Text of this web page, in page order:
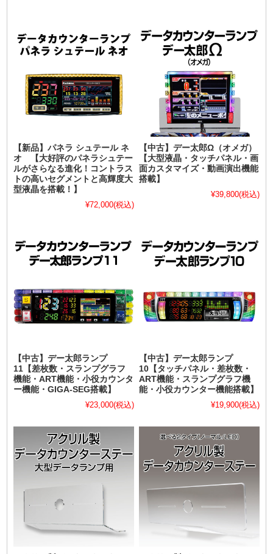
【新品】パネラ シュテール ネ
オ 【大好評のパネラシュテー
ルがさらなる進化！コントラス
トの高いセグメントと高輝度大
型液晶を搭載！】
¥72,000(税込)
【中古】デー太郎Ω（オメガ）
【大型液晶・タッチパネル・画
面カスタマイズ・動画演出機能
搭載】
¥39,800(税込)
【中古】デー太郎ランプ
11【差枚数・スランプグラフ
機能・ART機能・小役カウンタ
ー機能・GIGA-SEG搭載】
¥23,000(税込)
【中古】デー太郎ランプ
10【タッチパネル・差枚数・
ART機能・スランプグラフ機
能・小役カウンター機能搭載】
¥19,900(税込)